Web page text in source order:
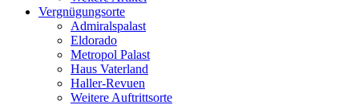
Vergnügungsorte
Admiralspalast
Eldorado
Metropol Palast
Haus Vaterland
Haller-Revuen
Weitere Auftrittsorte